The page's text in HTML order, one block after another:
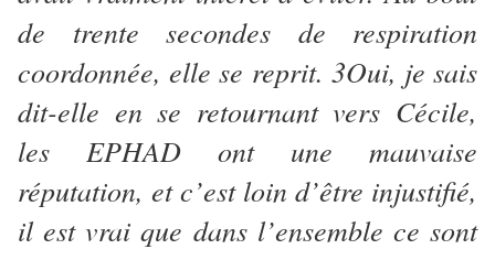
de trente secondes de respiration
coordonnée, elle se reprit. 3Oui, je sais
dit-elle en se retournant vers Cécile,
les EPHAD ont une mauvaise
réputation, et c’est loin d’être injustifié,
il est vrai que dans l’ensemble ce sont